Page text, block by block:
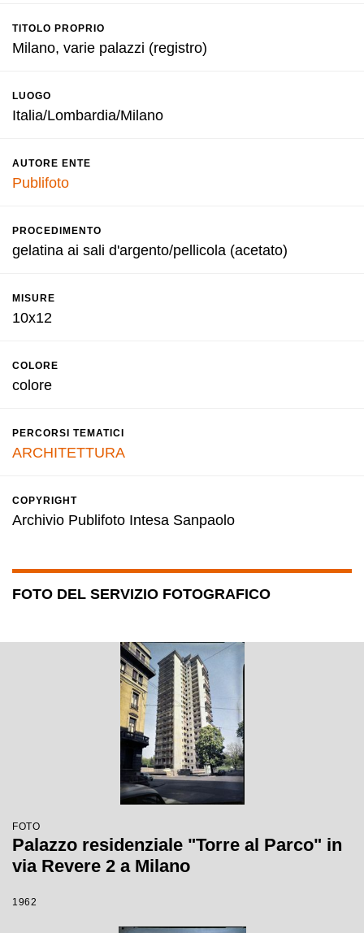
TITOLO PROPRIO
Milano, varie palazzi (registro)
LUOGO
Italia/Lombardia/Milano
AUTORE ENTE
Publifoto
PROCEDIMENTO
gelatina ai sali d'argento/pellicola (acetato)
MISURE
10x12
COLORE
colore
PERCORSI TEMATICI
ARCHITETTURA
COPYRIGHT
Archivio Publifoto Intesa Sanpaolo
FOTO DEL SERVIZIO FOTOGRAFICO
FOTO
Palazzo residenziale "Torre al Parco" in
via Revere 2 a Milano
1962